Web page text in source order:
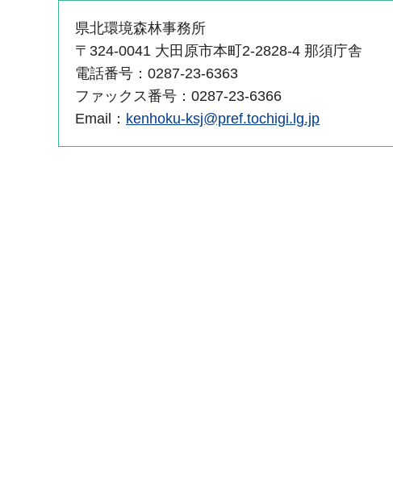
県北環境森林事務所
〒324-0041 大田原市本町2-2828-4 那須庁舎
電話番号：0287-23-6363
ファックス番号：0287-23-6366
Email： kenhoku-ksj@pref.tochigi.lg.jp